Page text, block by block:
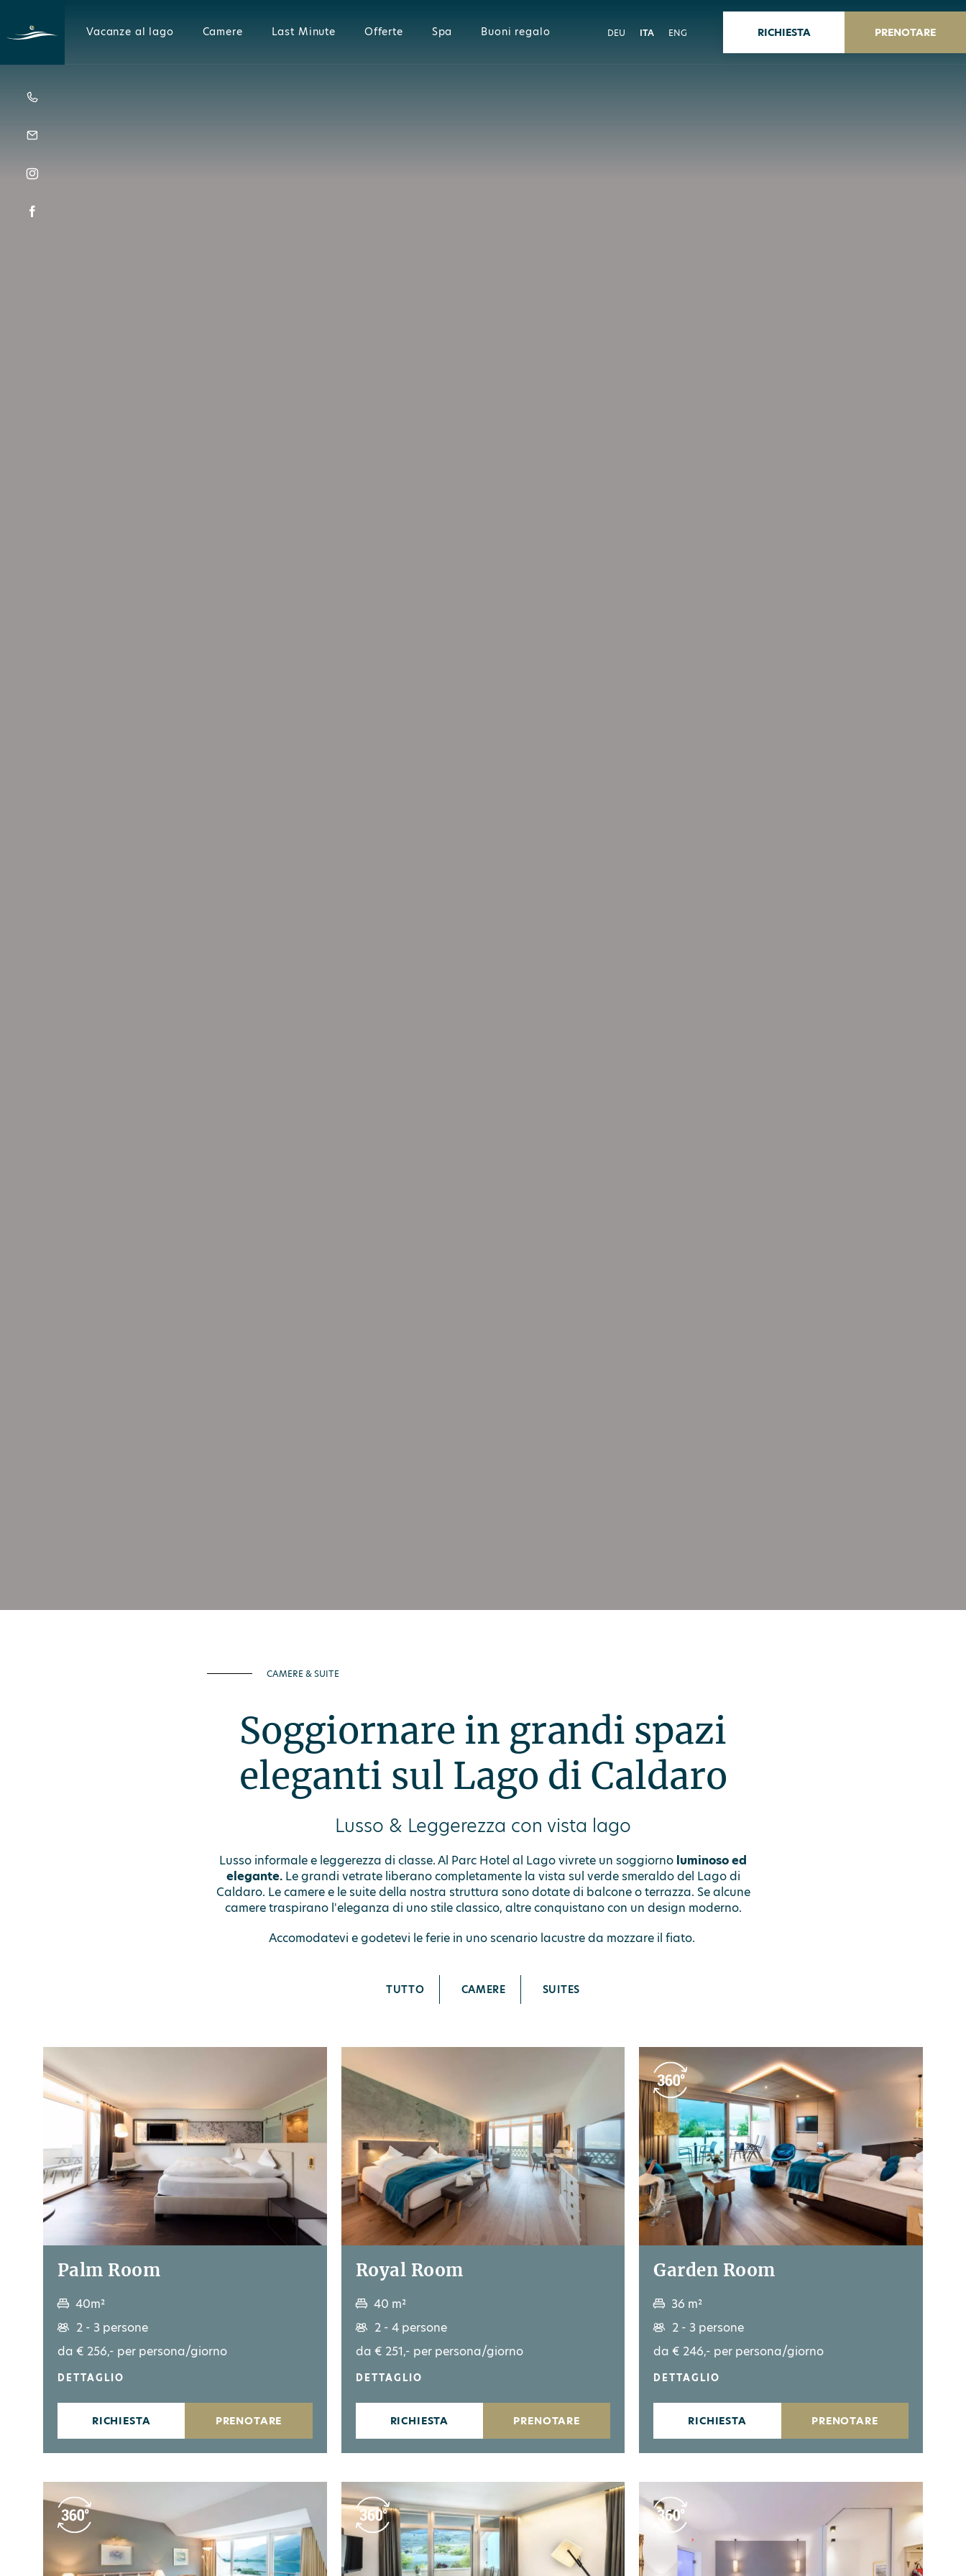
Vacanze al lago Camere Last Minute Offerte Spa Buoni regalo DEU ITA ENG RICHIESTA PRENOTARE
CAMERE & SUITE
Soggiornare in grandi spazi
eleganti sul Lago di Caldaro
Lusso & Leggerezza con vista lago
Lusso informale e leggerezza di classe. Al Parc Hotel al Lago vivrete un soggiorno luminoso ed
elegante.Le grandi vetrate liberano completamente la vista sul verde smeraldo del Lago di
Caldaro. Le camere e le suite della nostra struttura sono dotate di balcone o terrazza. Se alcune
camere traspirano l'eleganza di uno stile classico, altre conquistano con un design moderno.
Accomodatevi e godetevi le ferie in uno scenario lacustre da mozzare il fiato.
TUTTO CAMERE SUITES
Palm Room
40m²
2 - 3 persone
da € 256,- per persona/giorno
DETTAGLIO
RICHIESTA PRENOTARE
Royal Room
40 m²
2 - 4 persone
da € 251,- per persona/giorno
DETTAGLIO
RICHIESTA PRENOTARE
Garden Room
36 m²
2 - 3 persone
da € 246,- per persona/giorno
DETTAGLIO
RICHIESTA PRENOTARE